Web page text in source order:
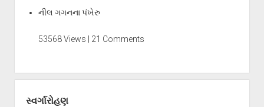
નીલ ગગનના પંખેરુ
53568 Views | 21 Comments
સ્વર્ગારોહણ